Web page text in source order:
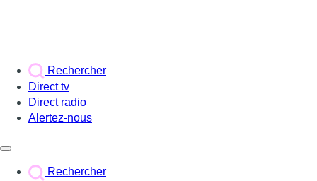
Rechercher
Direct tv
Direct radio
Alertez-nous
Rechercher